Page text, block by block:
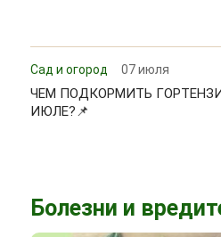
Сад и огород 07 июля
ЧЕМ ПОДКОРМИТЬ
ИЮЛЕ?📌
Болезни и